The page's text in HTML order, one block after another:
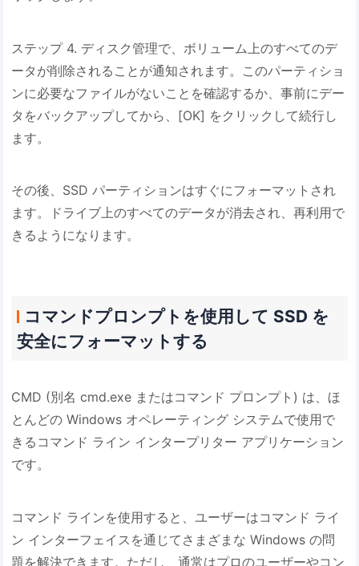
ステップ 4. ディスク管理で、ボリューム上のすべてのデ
ータが削除されることが通知されます。このパーティショ
ンに必要なファイルがないことを確認するか、事前にデー
タをバックアップしてから、[OK] をクリックして続行し
ます。
その後、SSD パーティションはすぐにフォーマットされ
ます。ドライブ上のすべてのデータが消去され、再利用で
きるようになります。
コマンドプロンプトを使用して SSD を
安全にフォーマットする
CMD (別名 cmd.exe またはコマンド プロンプト) は、ほ
とんどの Windows オペレーティング システムで使用で
きるコマンド ライン インタープリター アプリケーション
です。
コマンド ラインを使用すると、ユーザーはコマンド ライ
ン インターフェイスを通じてさまざまな Windows の問
題を解決できます。ただし、通常はプロのユーザーやコン